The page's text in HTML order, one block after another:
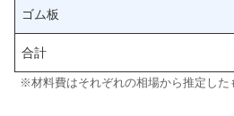
ゴム板
合計
※材料費はそれぞれの相場から推定した